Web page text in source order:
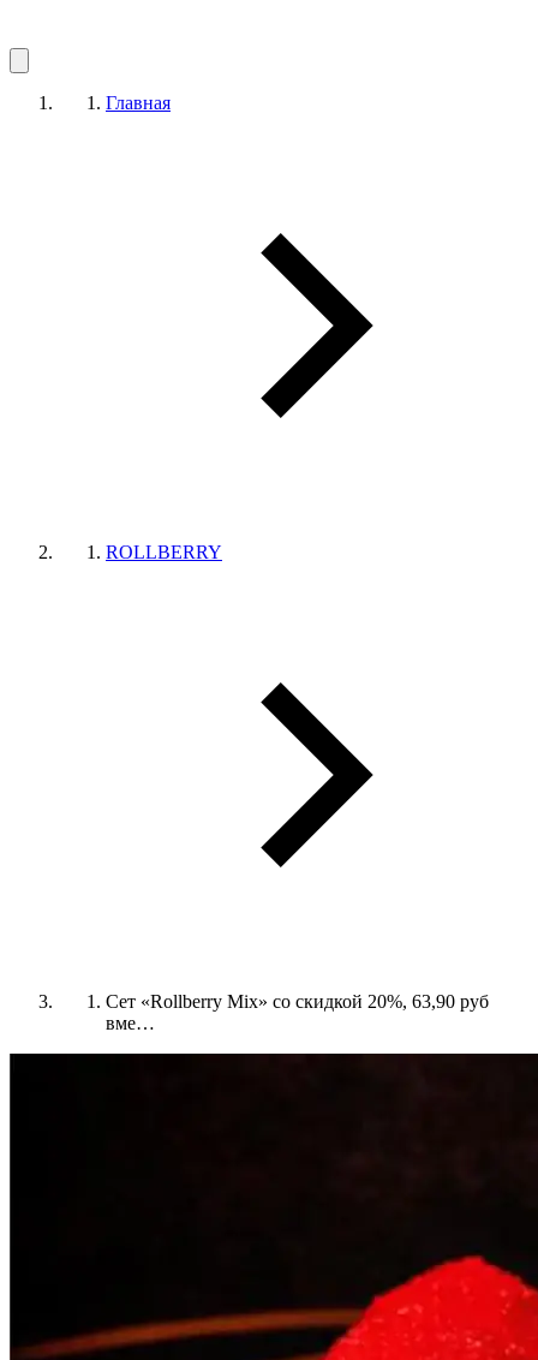
Главная
ROLLBERRY
Сет «Rollberry Mix» со скидкой 20%, 63,90 руб
вме…